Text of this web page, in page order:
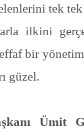
tek tek
ilkini
bir
güzel.
Ümit